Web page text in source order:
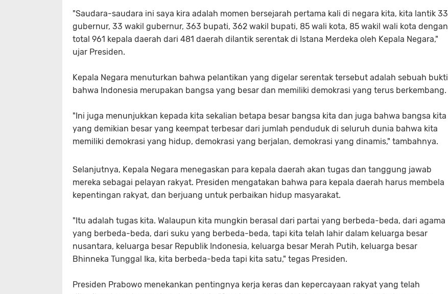
"Saudara-saudara ini saya kira adalah momen bersejarah pertama kali di negara kita, kita lantik 33
gubernur, 33 wakil gubernur, 363 bupati, 362 wakil bupati, 85 wali kota, 85 wakil wali kota dengan
total 961 kepala daerah dari 481 daerah dilantik serentak di Istana Merdeka oleh Kepala Negara,"
ujar Presiden.
Kepala Negara menuturkan bahwa pelantikan yang digelar serentak tersebut adalah sebuah bukti
bahwa Indonesia merupakan bangsa yang besar dan memiliki demokrasi yang terus berkembang.
"Ini juga menunjukkan kepada kita sekalian betapa besar bangsa kita dan juga bahwa bangsa kita
yang demikian besar yang keempat terbesar dari jumlah penduduk di seluruh dunia bahwa kita
memiliki demokrasi yang hidup, demokrasi yang berjalan, demokrasi yang dinamis," tambahnya.
Selanjutnya, Kepala Negara menegaskan para kepala daerah akan tugas dan tanggung jawab
mereka sebagai pelayan rakyat. Presiden mengatakan bahwa para kepala daerah harus membela
kepentingan rakyat, dan berjuang untuk perbaikan hidup masyarakat.
"Itu adalah tugas kita. Walaupun kita mungkin berasal dari partai yang berbeda-beda, dari agama
yang berbeda-beda, dari suku yang berbeda-beda, tapi kita telah lahir dalam keluarga besar
nusantara, keluarga besar Republik Indonesia, keluarga besar Merah Putih, keluarga besar
Bhinneka Tunggal Ika, kita berbeda-beda tapi kita satu," tegas Presiden.
Presiden Prabowo menekankan pentingnya kerja keras dan kepercayaan rakyat yang telah